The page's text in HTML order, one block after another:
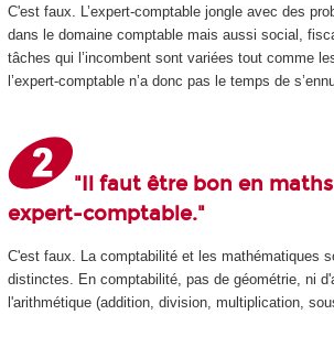
C'est faux. L’expert-comptable jongle avec des
dans le domaine comptable mais aussi social,
tâches qui l’incombent sont variées tout comme
l’expert-comptable n’a donc pas le temps de
"Il faut être bon en
expert-comptable."
C'est faux. La comptabilité et les mathématiques
distinctes. En comptabilité, pas de géométrie, ni
l'arithmétique (addition, division, multiplication,